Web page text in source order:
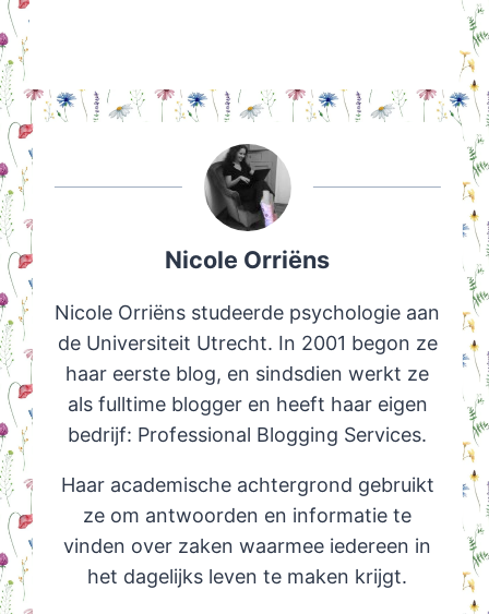
Nicole Orriëns
Nicole Orriëns studeerde psychologie aan
de Universiteit Utrecht. In 2001 begon ze
haar eerste blog, en sindsdien werkt ze
als fulltime blogger en heeft haar eigen
bedrijf: Professional Blogging Services.
Haar academische achtergrond gebruikt
ze om antwoorden en informatie te
vinden over zaken waarmee iedereen in
het dagelijks leven te maken krijgt.